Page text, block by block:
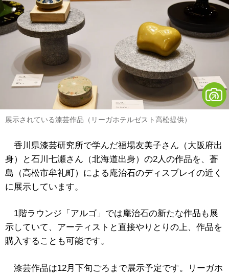
展示されている漆芸作品（リーガホテルゼスト高松提供）
香川県漆芸研究所で学んだ福場友美子さん（大阪府出
身）と石川七瀬さん（北海道出身）の2人の作品を、蒼
島（高松市牟礼町）による庵治石のディスプレイの近く
に展示しています。
1階ラウンジ「アルゴ」では庵治石の新たな作品も展
示していて、アーティストと直接やりとりの上、作品を
購入することも可能です。
漆芸作品は12月下旬ごろまで展示予定です。
リーガホ